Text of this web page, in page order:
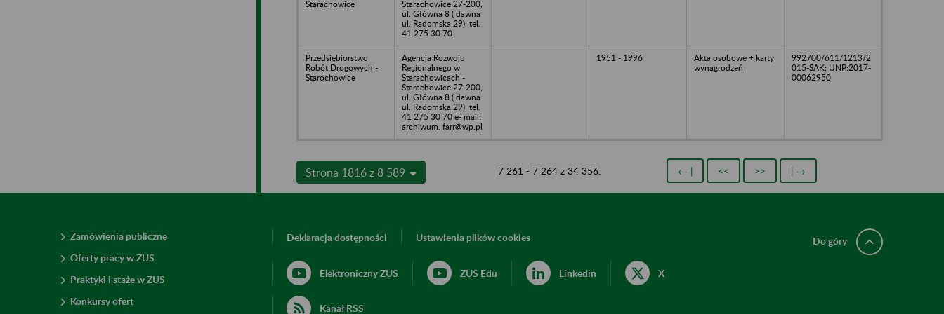
Starachowice
Starachowice 27-200,
ul. Główna 8 ( dawna
ul. Radomska 29); tel.
41 275 30 70.
Przedsiębiorstwo
Robót Drogowych -
Starochowice
Agencja Rozwoju
Regionalnego w
Starachowicach -
Starachowice 27-200,
ul. Główna 8 ( dawna
ul. Radomska 29); tel.
41 275 30 70 e- mail:
archiwum. farr@wp.pl
1951 - 1996
Akta osobowe + karty
wynagrodzeń
992700/611/1213/2
015-SAK; UNP:2017-
00062950
Strona 1816 z 8 589 7 261 - 7 264 z 34 356. ← | << >> | →
Zamówienia publiczne
Oferty pracy w ZUS
Praktyki i staże w ZUS
Konkursy ofert
Deklaracja dostępności Ustawienia plików cookies
Elektroniczny ZUS ZUS Edu Linkedin X
Kanał RSS
Do góry